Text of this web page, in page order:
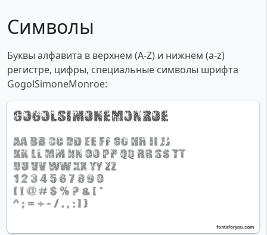
Символы
Буквы алфавита в верхнем (A-Z) и нижнем (a-z)
регистре, цифры, специальные символы шрифта
GogolSimoneMonroe: